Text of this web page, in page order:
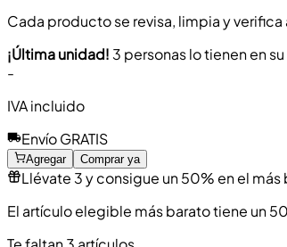
Cada producto se revisa, limpia y
¡Última unidad! 3 personas lo tienen en
-
IVA incluido
Envío GRATIS
Agregar Comprar ya
Llévate 3 y consigue un 50% en el más
El artículo elegible más barato tiene un